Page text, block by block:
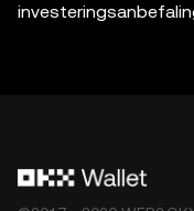
Vennligst konsulter din
juridiske/skatte-/